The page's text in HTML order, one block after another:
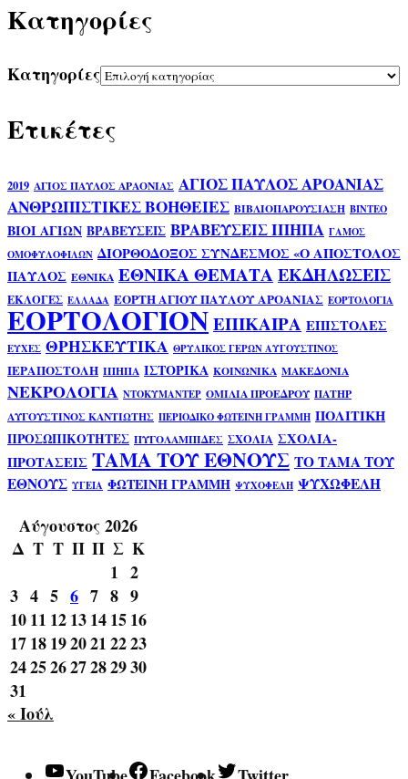
Kατηγορίες
Kατηγορίες
Ετικέτες
2019 ΑΓΙΟΣ ΠΑΥΛΟΣ ΑΡΑΟΝΙΑΣ ΑΓΙΟΣ ΠΑΥΛΟΣ ΑΡΟΑΝΙΑΣ
ΑΝΘΡΩΠΙΣΤΙΚΕΣ ΒΟΗΘΕΙΕΣ ΒΙΒΛΙΟΠΑΡΟΥΣΙΑΣΗ ΒΙΝΤΕΟ
ΒΙΟΙ ΑΓΙΩΝ ΒΡΑΒΕΥΣΕΙΣ ΒΡΑΒΕΥΣΕΙΣ ΙΠΗΠΑ ΓΑΜΟΣ
ΟΜΟΦΥΛΟΦΙΛΩΝ ΔΙΟΡΘΟΔΟΞΟΣ ΣΥΝΔΕΣΜΟΣ «Ο ΑΠΟΣΤΟΛΟΣ
ΠΑΥΛΟΣ ΕΘΝΙΚΑ ΕΘΝΙΚΑ ΘΕΜΑΤΑΕΚΔΗΛΩΣΕΙΣ
ΕΚΛΟΓΕΣ ΕΛΛΑΔΑ ΕΟΡΤΗ ΑΓΙΟΥ ΠΑΥΛΟΥ ΑΡΟΑΝΙΑΣ ΕΟΡΤΟΛΟΓΙΑ
ΕΟΡΤΟΛΟΓΙΟΝΕΠΙΚΑΙΡΑ ΕΠΙΣΤΟΛΕΣ
ΕΥΧΕΣ ΘΡΗΣΚΕΥΤΙΚΑ ΘΡΥΛΙΚΟΣ ΓΕΡΩΝ ΑΥΓΟΥΣΤΙΝΟΣ
ΙΕΡΑΠΟΣΤΟΛΗ ΙΠΗΠΑ ΙΣΤΟΡΙΚΑ ΚΟΙΝΩΝΙΚΑ ΜΑΚΕΔΟΝΙΑ
ΝΕΚΡΟΛΟΓΙΑ ΝΤΟΚΥΜΑΝΤΕΡ ΟΜΙΛΙΑ ΠΡΟΕΔΡΟΥ ΠΑΤΗΡ
ΑΥΓΟΥΣΤΙΝΟΣ ΚΑΝΤΙΩΤΗΣ ΠΕΡΙΟΔΙΚΟ ΦΩΤΕΙΝΗ ΓΡΑΜΜΗ ΠΟΛΙΤΙΚΗ
ΠΡΟΣΩΠΙΚΟΤΗΤΕΣ ΠΥΓΟΛΑΜΠΙΔΕΣ ΣΧΟΛΙΑ ΣΧΟΛΙΑ-
ΠΡΟΤΑΣΕΙΣ ΤΑΜΑ ΤΟΥ ΕΘΝΟΥΣ ΤΟ ΤΑΜΑ ΤΟΥ
ΕΘΝΟΥΣ ΥΓΕΙΑ ΦΩΤΕΙΝΗ ΓΡΑΜΜΗ ΨΥΧΟΦΕΛΗ ΨΥΧΩΦΕΛΗ
Αύγουστος 2026
Δ Τ Τ Π Π Σ Κ
1 2
3 4 5 6 7 8 9
1011 1213141516
17181920212223
24252627282930
31
« Ιούλ